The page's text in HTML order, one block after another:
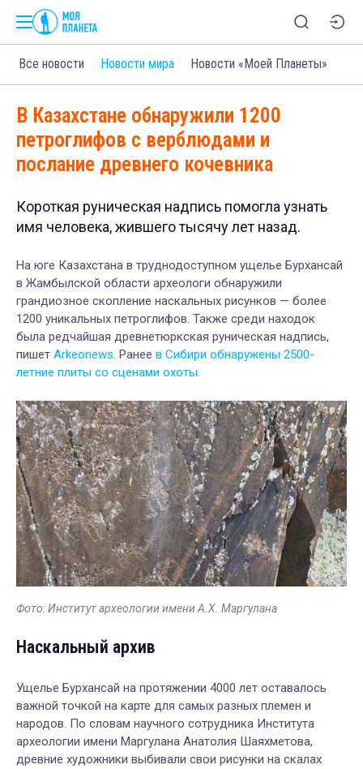
Все новости Новости мира Новости «Моей Планеты»
В Казахстане обнаружили 1200
петроглифов с верблюдами и
послание древнего кочевника
Короткая руническая надпись помогла узнать
имя человека, жившего тысячу лет назад.
На юге Казахстана в труднодоступном ущелье Бурхансай
в Жамбылской области археологи обнаружили
грандиозное скопление наскальных рисунков — более
1200 уникальных петроглифов. Также среди находок
была редчайшая древнетюркская руническая надпись,
пишет Arkeonews. Ранее в Сибири обнаружены 2500-
летние плиты со сценами охоты.
Фото: Институт археологии имени А.Х. Маргулана
Наскальный архив
Ущелье Бурхансай на протяжении 4000 лет оставалось
важной точкой на карте для самых разных племен и
народов. По словам научного сотрудника Института
археологии имени Маргулана Анатолия Шаяхметова,
древние художники выбивали свои рисунки на скалах